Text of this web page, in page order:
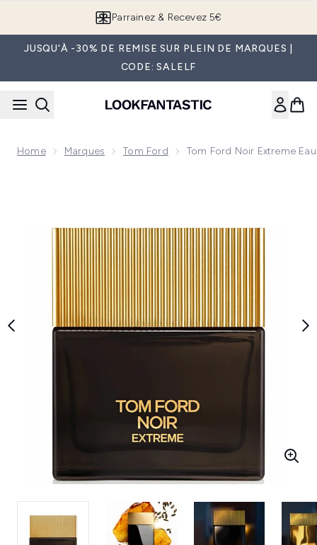
Parrainez & Recevez 5€
JUSQU'À -30% DE REMISE SUR PLEIN DE MARQUES |
CODE: SALELF
Home Marques Tom Ford Tom Ford Noir Extreme